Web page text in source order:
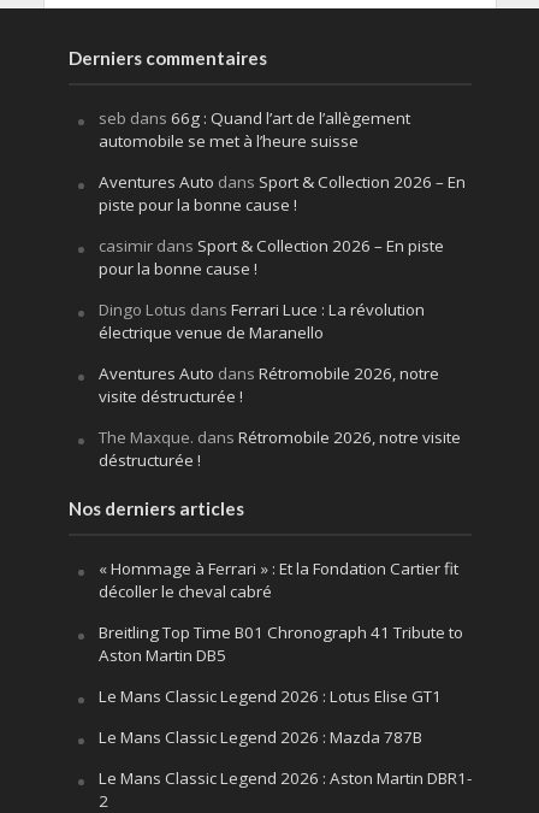
Derniers commentaires
seb dans 66g : Quand l’art de l’allègement
automobile se met à l’heure suisse
Aventures Auto dans Sport & Collection 2026 – En
piste pour la bonne cause !
casimirdans Sport & Collection 2026 – En piste
pour la bonne cause !
Dingo Lotus dans Ferrari Luce : La révolution
électrique venue de Maranello
Aventures Auto dans Rétromobile 2026, notre
visite déstructurée !
The Maxque. dans Rétromobile 2026, notre visite
déstructurée !
Nos derniers articles
« Hommage à Ferrari » : Et la Fondation Cartier fit
décoller le cheval cabré
Breitling Top Time B01 Chronograph 41 Tribute to
Aston Martin DB5
Le Mans Classic Legend 2026 : Lotus Elise GT1
Le Mans Classic Legend 2026 : Mazda 787B
Le Mans Classic Legend 2026 : Aston Martin DBR1-
2